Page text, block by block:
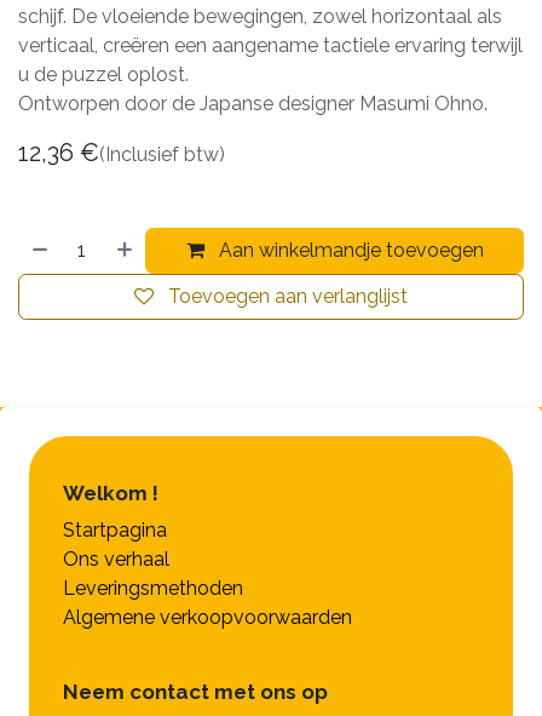
schijf. De vloeiende bewegingen, zowel horizontaal als
verticaal, creëren een aangename tactiele ervaring terwijl
u de puzzel oplost.
Ontworpen door de Japanse designer Masumi Ohno.
12,36 €(Inclusief btw)
Aan winkelmandje toevoegen
Toevoegen aan verlanglijst
Welkom !
Startpagina
Ons verhaal
Leveringsmethoden
Algemene verkoopvoorwaarden
Neem contact met ons op